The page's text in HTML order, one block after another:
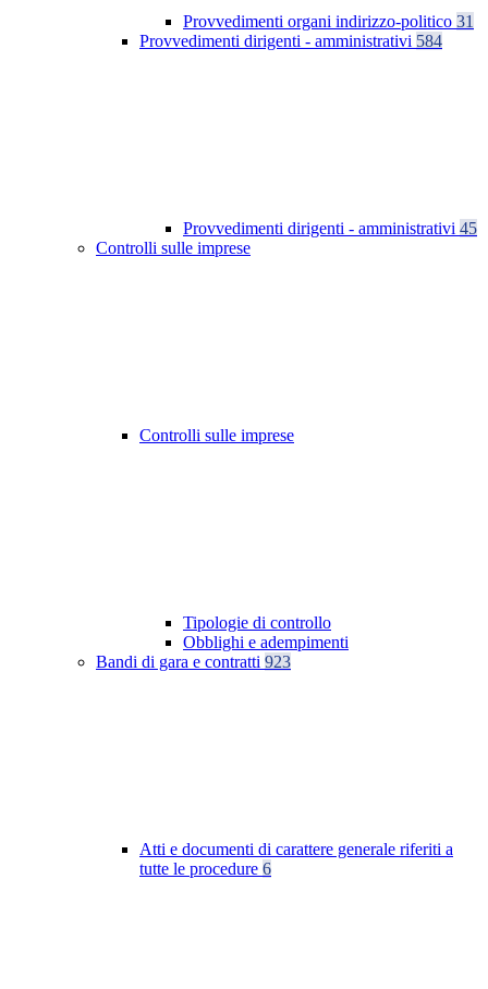
Provvedimenti organi indirizzo-politico 31
Provvedimenti dirigenti - amministrativi 584
Provvedimenti dirigenti - amministrativi 45
Controlli sulle imprese
Controlli sulle imprese
Tipologie di controllo
Obblighi e adempimenti
Bandi di gara e contratti 923
Atti e documenti di carattere generale riferiti a
tutte le procedure 6